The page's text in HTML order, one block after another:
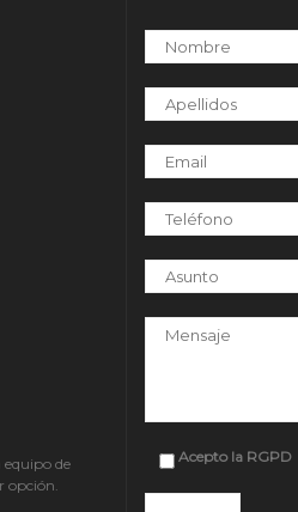
equipo de
opción.
Por favor, deja este
Acepto la RGPD